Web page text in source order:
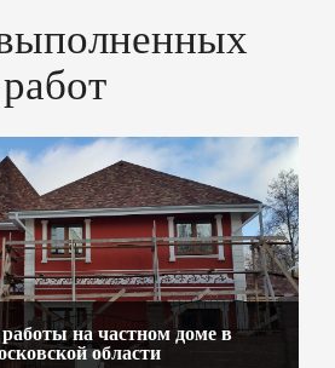
на частном доме в
области